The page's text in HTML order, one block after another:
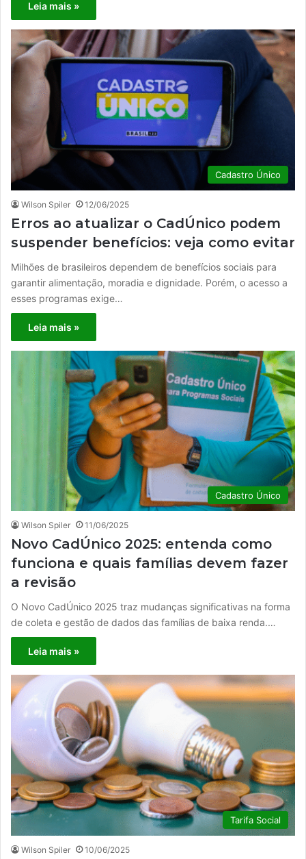
Leia mais »
Cadastro Único
Wilson Spiler 12/06/2025
Erros ao atualizar o CadÚnico podem
suspender benefícios: veja como evitar
Milhões de brasileiros dependem de benefícios sociais para
garantir alimentação, moradia e dignidade. Porém, o acesso a
esses programas exige…
Leia mais »
Cadastro Único
Wilson Spiler 11/06/2025
Novo CadÚnico 2025: entenda como
funciona e quais famílias devem fazer
a revisão
O Novo CadÚnico 2025 traz mudanças significativas na forma
de coleta e gestão de dados das famílias de baixa renda.…
Leia mais »
Tarifa Social
Wilson Spiler 10/06/2025